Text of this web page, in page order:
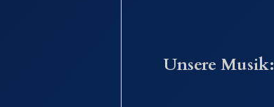
Unsere Musik: